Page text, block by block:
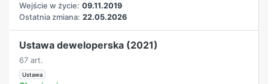
Wejście w życie: 09.11.2019
Ostatnia zmiana: 22.05.2026
Ustawa deweloperska (2021)
67 art.
Ustawa